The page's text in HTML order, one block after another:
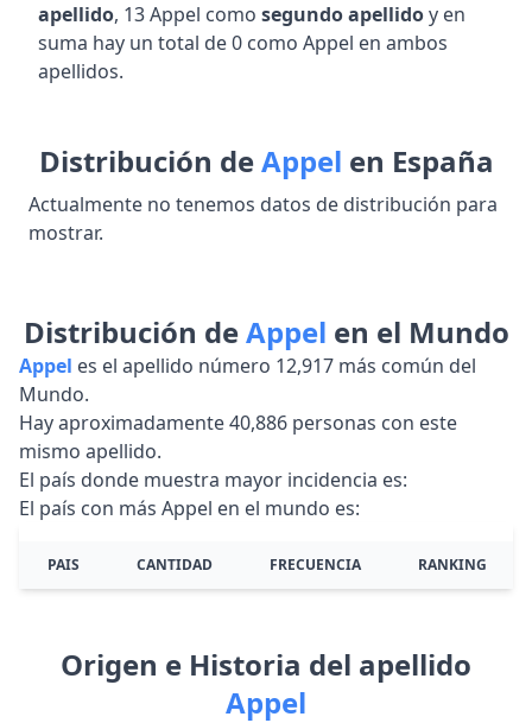
apellido, 13 Appel como segundo apellidoy en
suma hay un total de 0 como Appel en ambos
apellidos.
Distribución deAppel en España
Actualmente no tenemos datos de distribución para
mostrar.
Distribución deAppel en el Mundo
Appel es el apellido número 12,917 más común del
Mundo.
Hay aproximadamente 40,886 personas con este
mismo apellido.
El país donde muestra mayor incidencia es:
El país con más Appel en el mundo es:
PAIS CANTIDAD FRECUENCIA RANKING
Origen e Historia del apellido
Appel